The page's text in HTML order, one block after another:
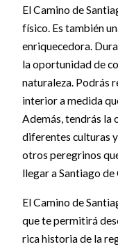
El Camino de
físico. Es también
enriquecedora.
la oportunidad de
naturaleza. Podrás
interior a medida
Además, tendrás la
diferentes culturas
otros peregrinos
llegar a Santiago
El Camino de
que te permitirá
rica historia de la